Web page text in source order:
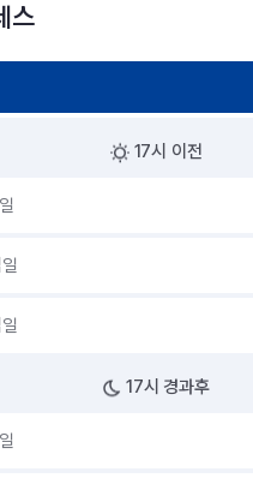
스
17시 이전
17시 경과후